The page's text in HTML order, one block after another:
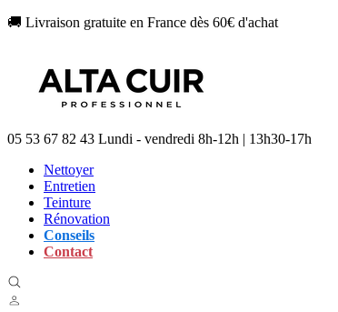
🚚 Livraison gratuite en France dès 60€ d'achat
05 53 67 82 43 Lundi - vendredi 8h-12h | 13h30-17h
Nettoyer
Entretien
Teinture
Rénovation
Conseils
Contact